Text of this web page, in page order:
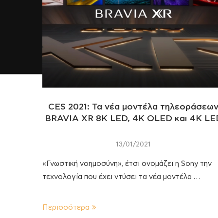
CES 2021: Τα νέα μοντέλα
BRAVIA XR 8K LED, 4K OLED και 4K
13/01/2021
«Γνωστική νοημοσύνη», έτσι ονομάζει η Sony την
τεχνολογία που έχει ντύσει τα νέα μοντέλα …
Περισσότερα